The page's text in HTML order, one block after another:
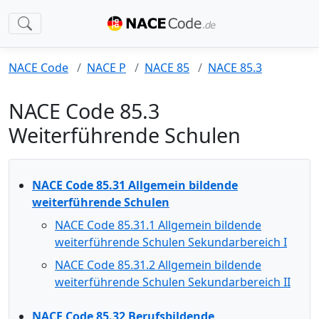
NACE Code NACE P NACE 85 NACE 85.3
NACE Code 85.3
Weiterführende Schulen
NACE Code 85.31 Allgemein bildende
weiterführende Schulen
NACE Code 85.31.1 Allgemein bildende
weiterführende Schulen Sekundarbereich I
NACE Code 85.31.2 Allgemein bildende
weiterführende Schulen Sekundarbereich II